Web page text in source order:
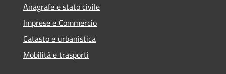
Anagrafe e stato civile
Imprese e Commercio
Catasto e urbanistica
Mobilità e trasporti